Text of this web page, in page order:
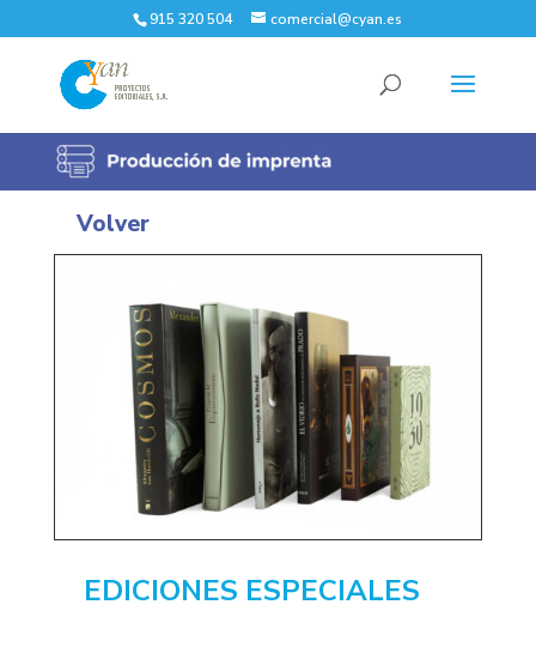
915 320 504 comercial@cyan.es
Volver
EDICIONES ESPECIALES